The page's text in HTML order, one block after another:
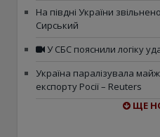
На півдні України
Сирський
У СБС пояснили логіку
Україна паралізувала
експорту Росії – Reuters
ЩЕ